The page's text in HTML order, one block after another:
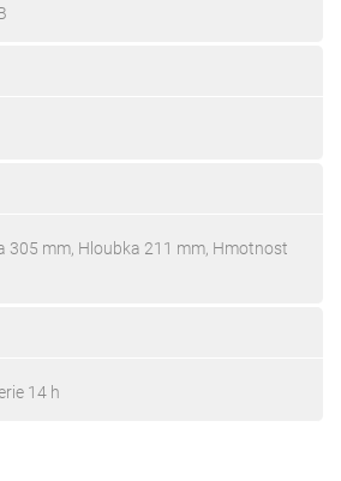
305 mm, Hloubka 211 mm, Hmotnost
14 h